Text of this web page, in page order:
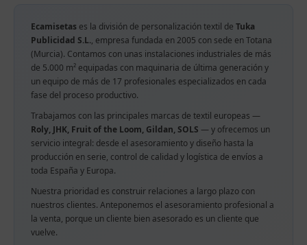
Ecamisetas es la división de personalización textil de Tuka
Publicidad S.L., empresa fundada en 2005 con sede en Totana
(Murcia). Contamos con unas instalaciones industriales de más
de 5.000 m² equipadas con maquinaria de última generación y
un equipo de más de 17 profesionales especializados en cada
fase del proceso productivo.
Trabajamos con las principales marcas de textil europeas —
Roly, JHK, Fruit of the Loom, Gildan, SOLS — y ofrecemos un
servicio integral: desde el asesoramiento y diseño hasta la
producción en serie, control de calidad y logística de envíos a
toda España y Europa.
Nuestra prioridad es construir relaciones a largo plazo con
nuestros clientes. Anteponemos el asesoramiento profesional a
la venta, porque un cliente bien asesorado es un cliente que
vuelve.